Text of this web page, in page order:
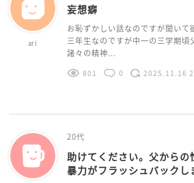
ari
妄想癖
お恥ずかしい話なのですが聞いて
三年生なのですが中一の三学期頃
諸々の精神...
801 0 2025.11.16
20代
助けてください。父から
暴力がフラッシュバックし